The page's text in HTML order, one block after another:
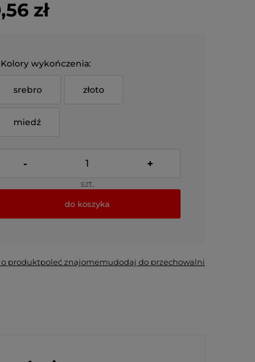
zł
Kolory wykończenia:
srebro złoto
miedź
- +
szt.
do koszyka
produktpoleć znajomemudodaj do przechowalni